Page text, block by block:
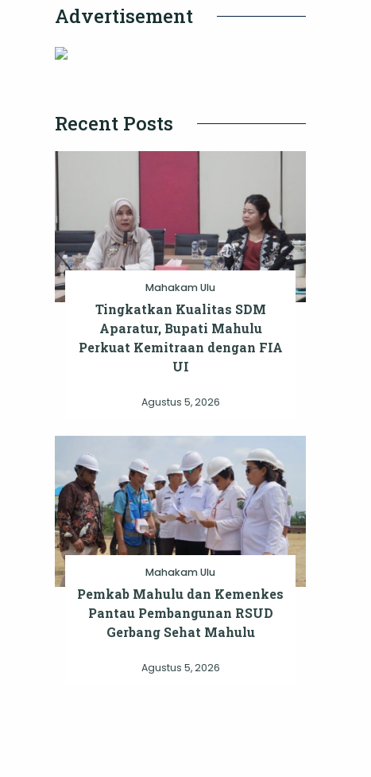
Advertisement
Recent Posts
Mahakam Ulu
Tingkatkan Kualitas SDM
Aparatur, Bupati Mahulu
Perkuat Kemitraan dengan FIA
UI
Agustus 5, 2026
Mahakam Ulu
Pemkab Mahulu dan Kemenkes
Pantau Pembangunan RSUD
Gerbang Sehat Mahulu
Agustus 5, 2026